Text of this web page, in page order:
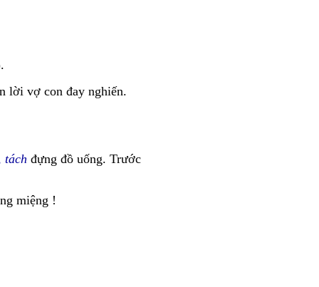
lời vợ con đay nghiến.
tách đựng đồ uống. Trước
miệng !